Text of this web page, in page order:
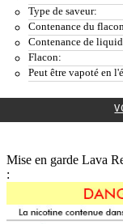
Type de saveur:
Contenance du
Contenance de
Flacon:
Peut être vapoté en
Mise en garde Lava
: